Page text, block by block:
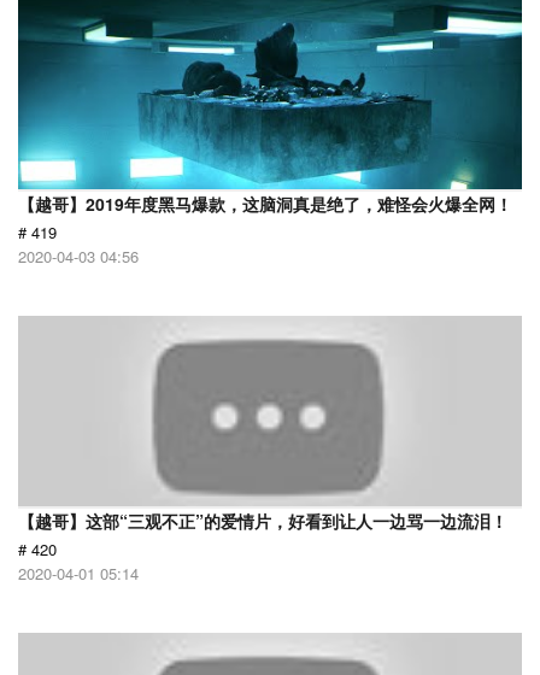
【越哥】2019年度黑马爆款，这脑洞真是绝了，难怪会火爆全网！
# 419
2020-04-03 04:56
【越哥】这部“三观不正”的爱情片，好看到让人一边骂一边流泪！
# 420
2020-04-01 05:14